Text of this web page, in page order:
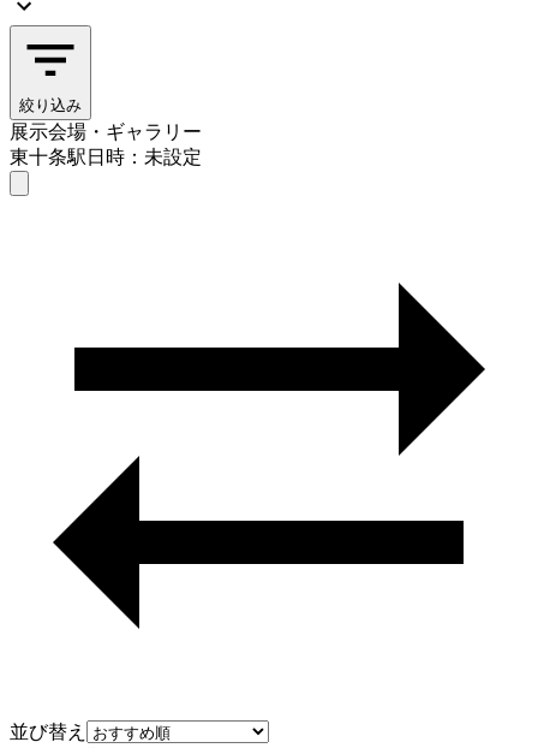
絞り込み
展示会場・ギャラリー
東十条駅日時：未設定
並び替え